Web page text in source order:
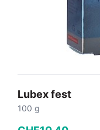
Lubex fest
100 g